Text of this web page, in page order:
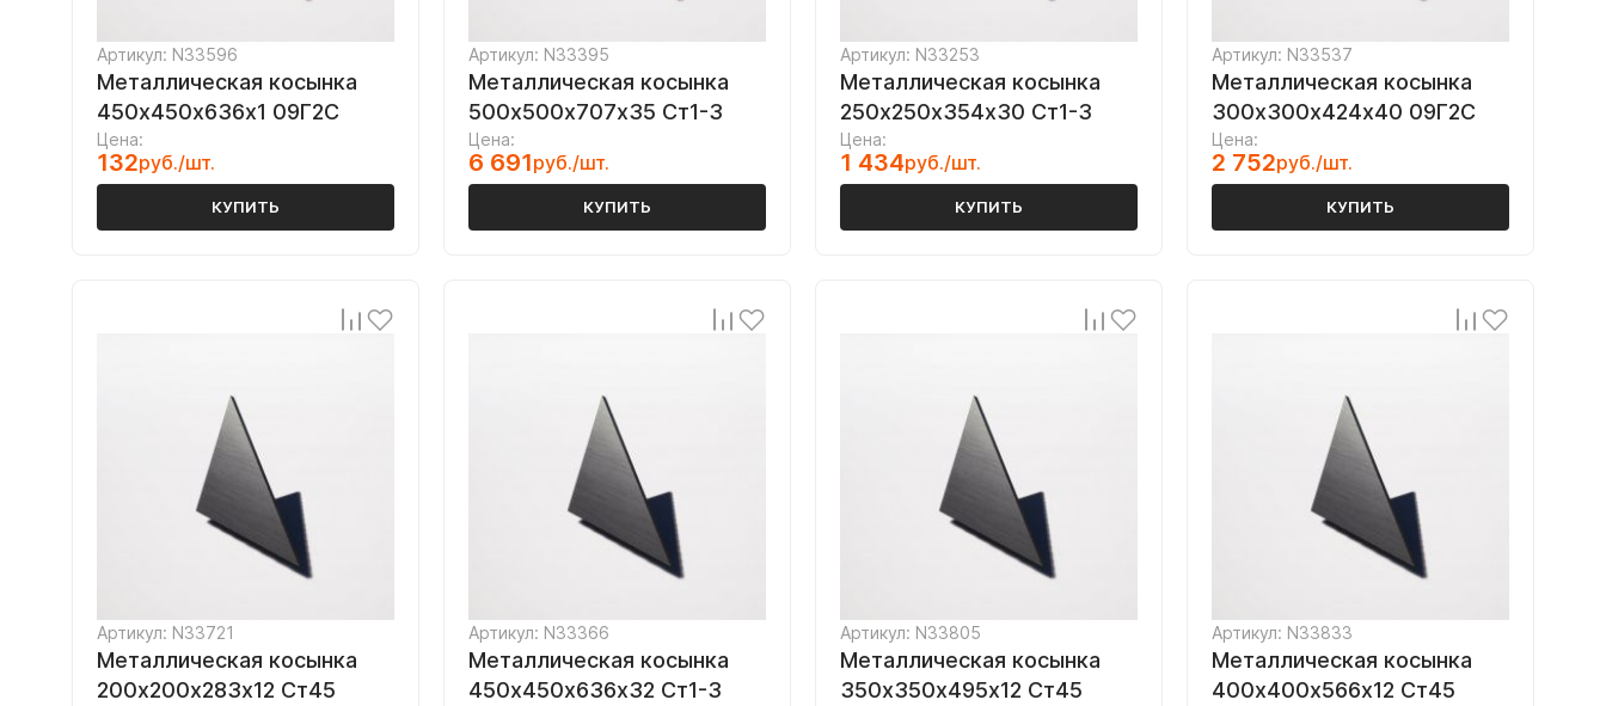
Артикул: N33596
Металлическая косынка
450х450х636х1 09Г2С
Цена:
132руб./шт.
КУПИТЬ
Артикул: N33395
Металлическая косынка
500х500х707х35 Ст1-3
Цена:
6 691руб./шт.
КУПИТЬ
Артикул: N33253
Металлическая косынка
250х250х354х30 Ст1-3
Цена:
1 434руб./шт.
КУПИТЬ
Артикул: N33537
Металлическая косынка
300х300х424х40 09Г2С
Цена:
2 752руб./шт.
КУПИТЬ
Артикул: N33721
Металлическая косынка
200х200х283х12 Ст45
Артикул: N33366
Металлическая косынка
450х450х636х32 Ст1-3
Артикул: N33805
Металлическая косынка
350х350х495х12 Ст45
Артикул: N33833
Металлическая косынка
400х400х566х12 Ст45